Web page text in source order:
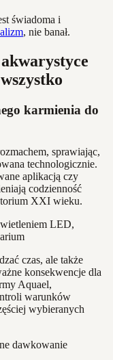
świadoma i
, nie banał.
karmienia do
sprawiając,
technologicznie.
aplikacją czy
codzienność
XXI wieku.
czas, ale także
konsekwencje dla
Aquael,
warunków
wybieranych
dawkowanie